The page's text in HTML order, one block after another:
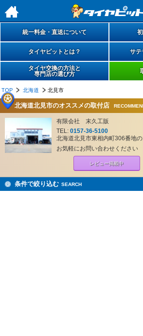
h
統一料金・直送について
タイヤピットとは？ サテ
タイヤ交換の方法と
専門店の選び方
TOP 北海道 北見市
北海道北見市のオススメの取付店
有限会社 末久工販
TEL: 0157-36-5100
北海道北見市東相内町306番地
お気軽にお問い合わせください
レビュー掲載中
条件で絞り込む SEARCH